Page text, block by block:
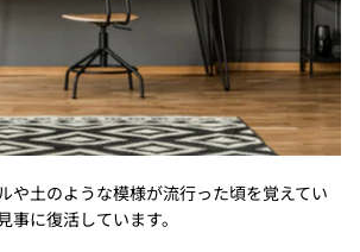
や土のような模様が流行った頃を覚えてい
事に復活しています。